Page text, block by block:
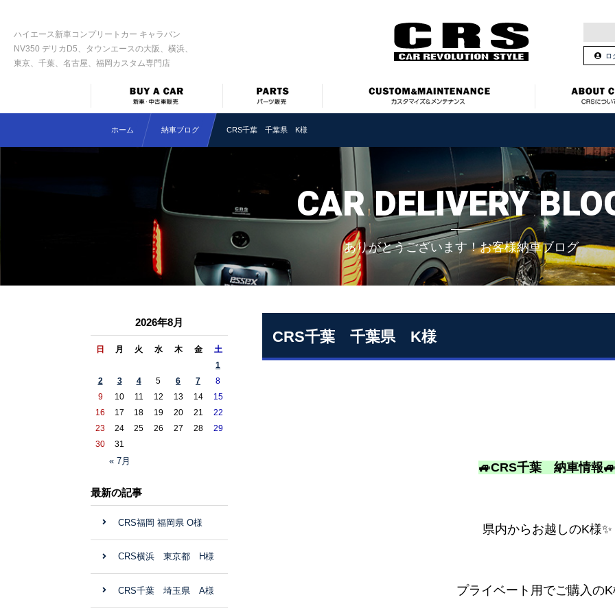
ハイエース新車コンプリートカー キャラバン
NV350 デリカD5、タウンエースの大阪、横浜、
東京、千葉、名古屋、福岡カスタム専門店
ロ
ホーム 納車ブログ CRS千葉 千葉県 K様
CAR DELIVERY
ありがとうございます！お客様納車ブログ
CRS千葉 千葉県 K様
🚙CRS千葉 納車情報🚙
県内からお越しのK様✨
プライベート用でご購入の
2026年8月
日 月 火 水 木 金 土
« 7月
1
2
3 4 5 6 7
8
9
10 11 12 13 14
15
16
17 18 19 20 21
22
23
24 25 26 27 28
29
30
31
最新の記事
CRS福岡 福岡県 O様
CRS横浜 東京都 H様
CRS千葉 埼玉県 A様